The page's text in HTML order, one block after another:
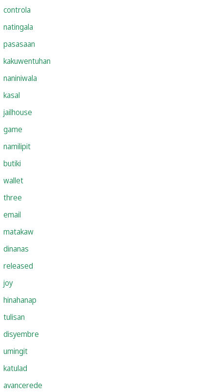
controla
natingala
pasasaan
kakuwentuhan
naniniwala
kasal
jailhouse
game
namilipit
butiki
wallet
three
email
matakaw
dinanas
released
joy
hinahanap
tulisan
disyembre
umingit
katulad
avancerede